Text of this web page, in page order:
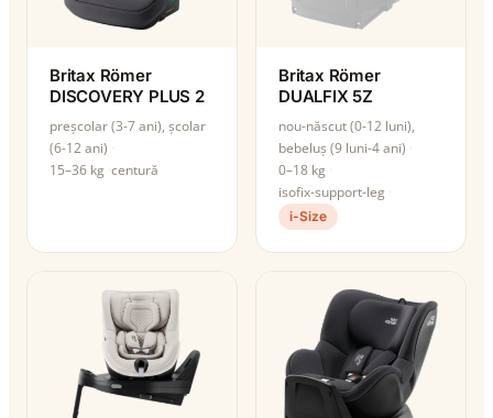
Britax Römer
DISCOVERY PLUS 2
preșcolar (3-7 ani), școlar
(6-12 ani)
15–36 kg centură
Britax Römer
DUALFIX 5Z
nou-născut (0-12 luni),
bebeluș (9 luni-4 ani)
0–18 kg
isofix-support-leg
i-Size